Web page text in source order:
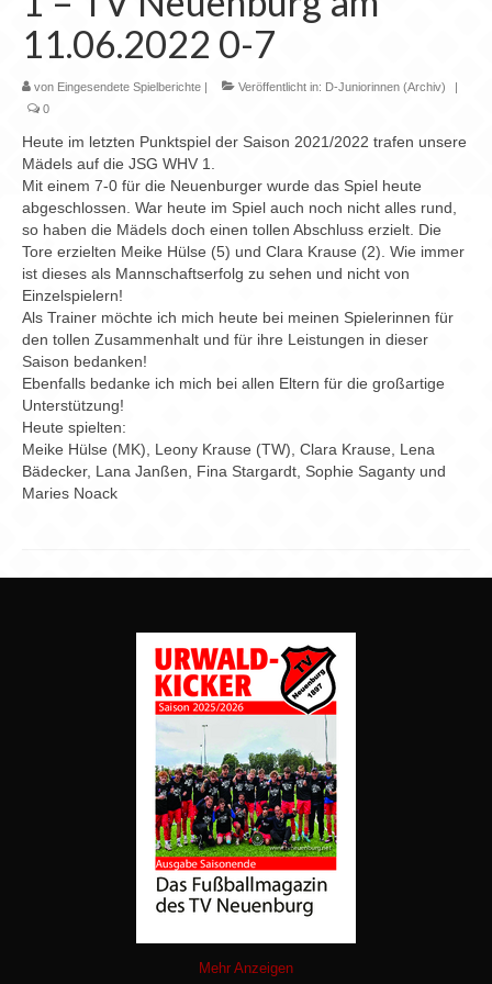
Chronik
Archiv
11.06.2022 0-7
von Eingesendete Spielberichte | Veröffentlicht in: D-Juniorinnen (Archiv)
|
0
Heute im letzten Punktspiel der Saison 2021/2022 trafen unsere
Mädels auf die JSG WHV 1.
Mit einem 7-0 für die Neuenburger wurde das Spiel heute
abgeschlossen. War heute im Spiel auch noch nicht alles rund,
so haben die Mädels doch einen tollen Abschluss erzielt. Die
Tore erzielten Meike Hülse (5) und Clara Krause (2). Wie immer
ist dieses als Mannschaftserfolg zu sehen und nicht von
Einzelspielern!
Als Trainer möchte ich mich heute bei meinen Spielerinnen für
den tollen Zusammenhalt und für ihre Leistungen in dieser
Saison bedanken!
Ebenfalls bedanke ich mich bei allen Eltern für die großartige
Unterstützung!
Heute spielten:
Meike Hülse (MK), Leony Krause (TW), Clara Krause, Lena
Bädecker, Lana Janßen, Fina Stargardt, Sophie Saganty und
Maries Noack
Mehr Anzeigen